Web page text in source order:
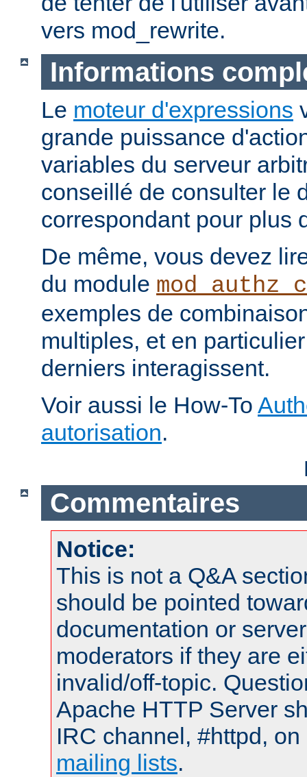
vers mod_rewrite.
Informations
Le moteur d'expressions
grande puissance
variables du serveur
conseillé de consulter le
correspondant pour plus
De même, vous devez
du module
exemples de
multiples, et en
derniers interagissent.
Voir aussi le How-To
autorisation.
Commentaires
Notice:
This is not a Q&A
should be pointed
documentation or
moderators if they are
invalid/off-topic.
Apache HTTP Server
IRC channel, #httpd,
mailing lists.